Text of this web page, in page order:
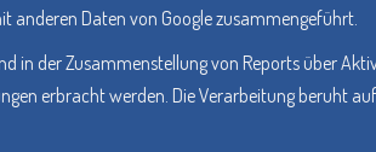
anderen Daten von Google zusammengeführt.
in der Zusammenstellung von Reports über
erbracht werden. Die Verarbeitung beruht